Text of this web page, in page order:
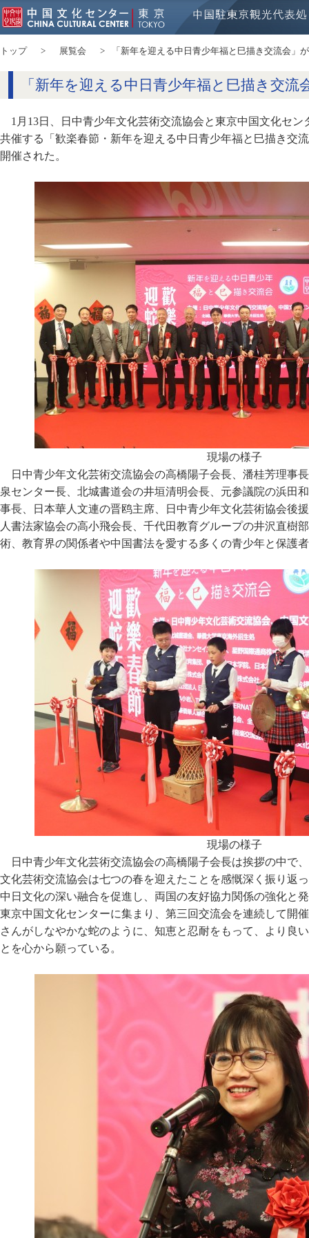
トップ 展覧会 「新年を迎える中日青少年福と巳描き交流会」
「新年を迎える中日青少年福と巳描き交流
1月13日、日中青少年文化芸術交流協会と東京中国文化セ
共催する「歓楽春節・新年を迎える中日青少年福と巳描き交
開催された。
現場の様子
日中青少年文化芸術交流協会の高橋陽子会長、潘桂芳理事
泉センター長、北城書道会の井垣清明会長、元参議院の浜田
事長、日本華人文連の晋鸥主席、日中青少年文化芸術協会後
人書法家協会の高小飛会長、千代田教育グループの井沢直樹
術、教育界の関係者や中国書法を愛する多くの青少年と保護
現場の様子
日中青少年文化芸術交流協会の高橋陽子会長は挨拶の中で
文化芸術交流協会は七つの春を迎えたことを感慨深く振り返
中日文化の深い融合を促進し、両国の友好協力関係の強化と
東京中国文化センターに集まり、第三回交流会を連続して開
さんがしなやかな蛇のように、知恵と忍耐をもって、より良
とを心から願っている。